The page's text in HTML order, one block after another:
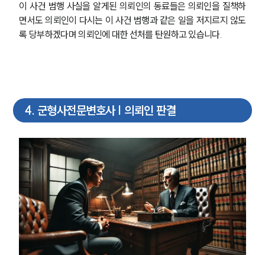
이 사건 범행 사실을 알게된 의뢰인의 동료들은 의뢰인을 질책하
면서도 의뢰인이 다시는 이 사건 범행과 같은 일을 저지르지 않도
록 당부하겠다며 의뢰인에 대한 선처를 탄원하고 있습니다.
4. 군형사전문변호사 | 의뢰인 판결